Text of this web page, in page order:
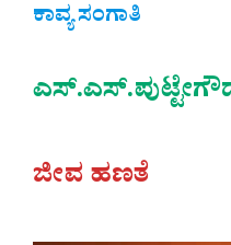
ಕಾವ್ಯ ಸಂಗಾತಿ
ಜೀವ ಹಣತೆ